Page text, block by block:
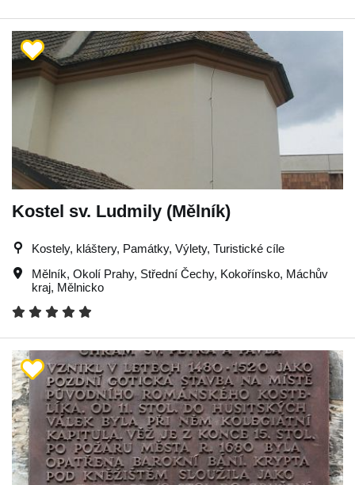
Kostel sv. Ludmily (Mělník)
Kostely, kláštery, Památky, Výlety, Turistické cíle
Mělník, Okolí Prahy, Střední Čechy, Kokořínsko, Máchův
kraj, Mělnicko